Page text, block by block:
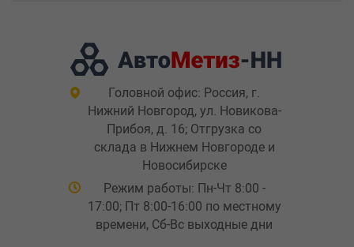
Головной офис: Россия, г.
Нижний Новгород, ул. Новикова-
Прибоя, д. 16; Отгрузка со
склада в Нижнем Новгороде и
Новосибирске
Режим работы: Пн-Чт 8:00 -
17:00; Пт 8:00-16:00 по местному
времени, Сб-Вс выходные дни